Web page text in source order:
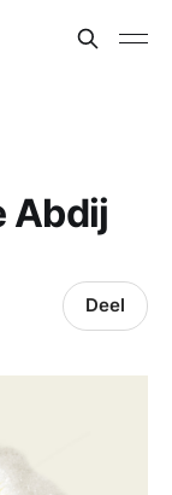
Abdij
Deel